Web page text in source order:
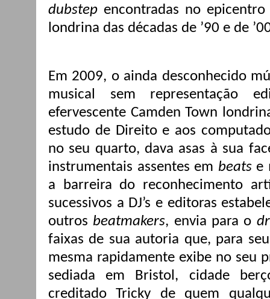
dubstep encontradas no
londrina das décadas de ’90 e de
Em 2009, o ainda desconhecido
musical sem representação
efervescente Camden Town
estudo de Direito e aos
no seu quarto, dava asas à sua
instrumentais assentes em beatse
a barreira do reconhecimento
sucessivos a DJ’s e editoras
outros beatmakers, envia para o
faixas de sua autoria que, para
mesma rapidamente exibe no seu
sediada em Bristol, cidade
creditado Tricky de quem